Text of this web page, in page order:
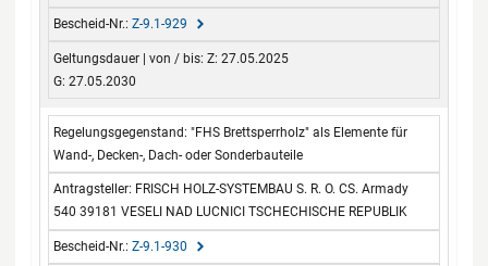
Z-9.1-929
Z: 27.05.2025
G: 27.05.2030
"FHS Brettsperrholz" als Elemente für
Wand-, Decken-, Dach- oder Sonderbauteile
FRISCH HOLZ-SYSTEMBAU S. R. O. CS. Armady
540 39181 VESELI NAD LUCNICI TSCHECHISCHE REPUBLIK
Z-9.1-930